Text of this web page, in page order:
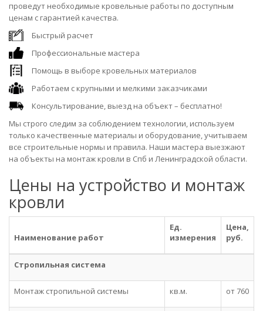
проведут необходимые кровельные работы по доступным
ценам с гарантией качества.
Быстрый расчет
Профессиональные мастера
Помощь в выборе кровельных материалов
Работаем с крупными и мелкими заказчиками
Консультирование, выезд на объект – бесплатно!
Мы строго следим за соблюдением технологии, используем
только качественные материалы и оборудование, учитываем
все строительные нормы и правила. Наши мастера выезжают
на объекты на монтаж кровли в Спб и Ленинградской области.
Цены на устройство и монтаж
кровли
Наименование работ
Ед.
измерения
Цена,
руб.
Стропильная система
Монтаж стропильной системы кв.м. от 760